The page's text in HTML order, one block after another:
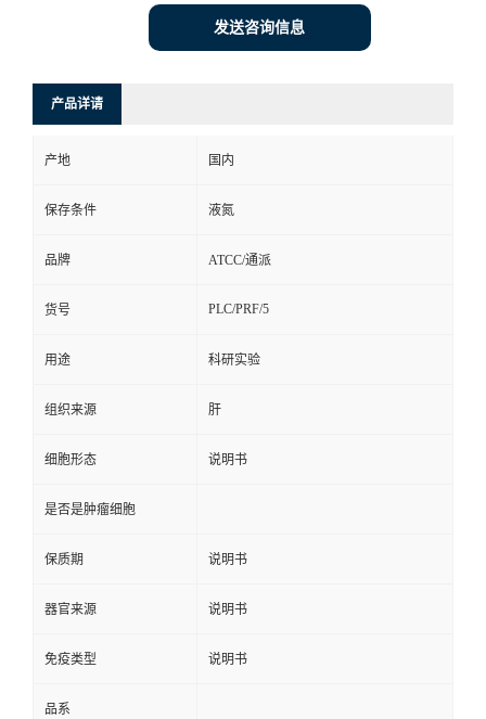
发送咨询信息
产品详请
产地 国内
保存条件 液氮
品牌 ATCC/通派
货号 PLC/PRF/5
用途 科研实验
组织来源 肝
细胞形态 说明书
是否是肿瘤细胞
保质期 说明书
器官来源 说明书
免疫类型 说明书
品系